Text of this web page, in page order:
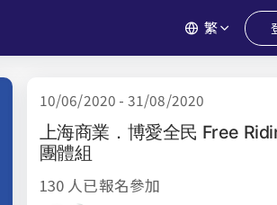
繁
10/06/2020 - 31/08/2020
上海商業．博愛全民 Free
團體組
130 人已報名參加